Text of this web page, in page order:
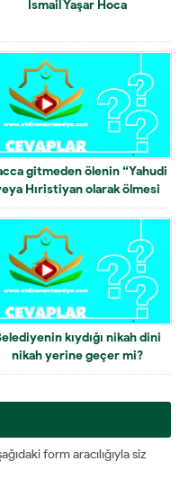
İsmail Yaşar Hoca
gitmeden ölenin “Yahudi
Hıristiyan olarak ölmesi
fark yoktur.” hadisi ne
kıydığı nikah dini
nikah yerine geçer mi?
form aracılığıyla siz